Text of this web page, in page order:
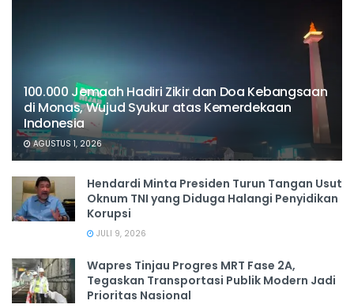
100.000 Jemaah Hadiri Zikir dan Doa Kebangsaan
di Monas, Wujud Syukur atas Kemerdekaan
Indonesia
AGUSTUS 1, 2026
Hendardi Minta Presiden Turun Tangan Usut
Oknum TNI yang Diduga Halangi Penyidikan
Korupsi
JULI 9, 2026
Wapres Tinjau Progres MRT Fase 2A,
Tegaskan Transportasi Publik Modern Jadi
Prioritas Nasional